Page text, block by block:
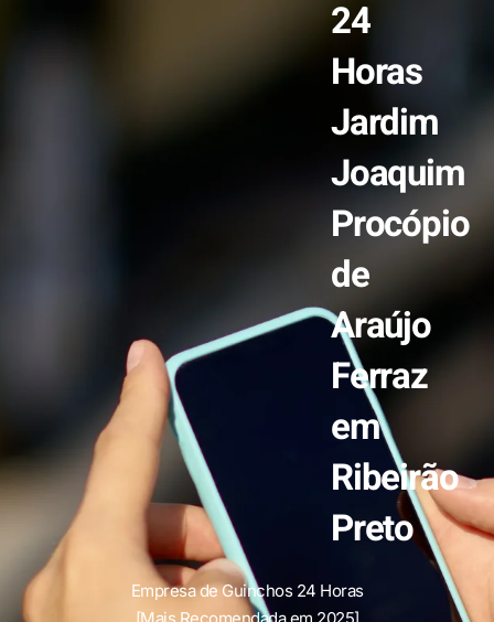
24
Horas
Jardim
Joaquim
Procópio
de
Araújo
Ferraz
em
Ribeirão
Preto
Empresa de Guinchos 24 Horas